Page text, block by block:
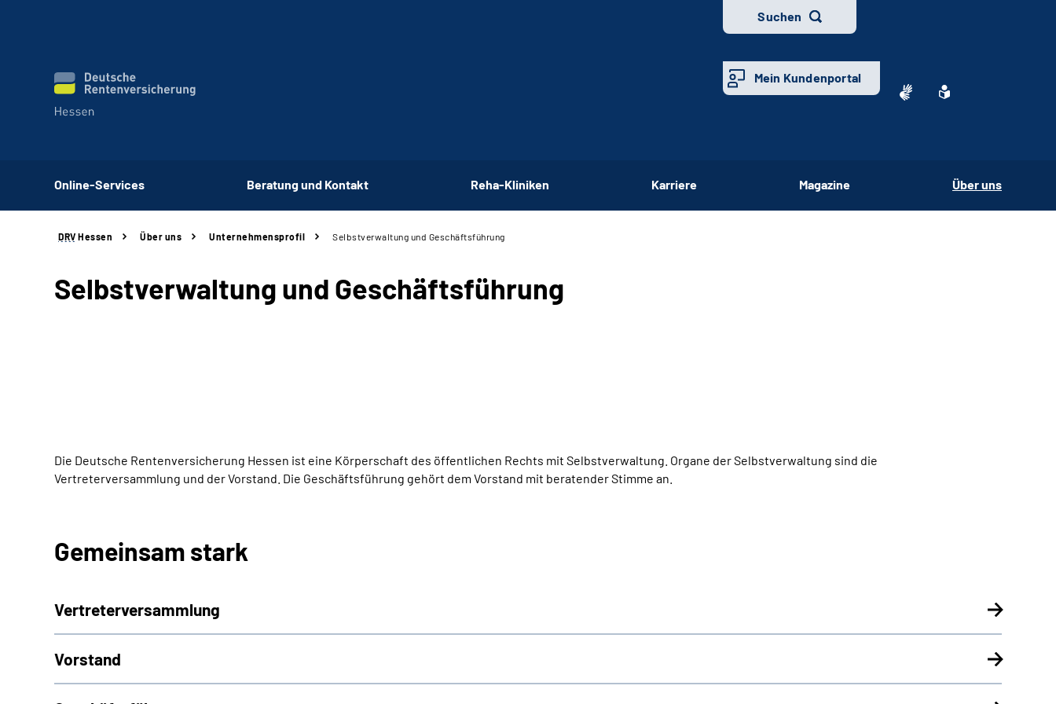
Suchen
Mein Kundenportal
Online-Services Beratung und Kontakt Reha-Kliniken Karriere Magazine Über uns
DRV Hessen Über uns Unternehmensprofil Selbstverwaltung und Geschäftsführung
Selbstverwaltung und Geschäftsführung
Die Deutsche Rentenversicherung Hessen ist eine Körperschaft des öffentlichen Rechts mit Selbstverwaltung. Organe der Selbstverwaltung sind die
Vertreterversammlung und der Vorstand. Die Geschäftsführung gehört dem Vorstand mit beratender Stimme an.
Gemeinsam stark
Vertreterversammlung
Vorstand